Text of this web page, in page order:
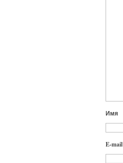
Имя
E-mail